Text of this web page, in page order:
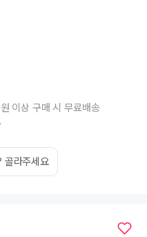
이상 구매 시 무료배송
골라주세요